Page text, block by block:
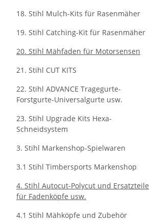
18. Stihl Mulch-Kits für Rasenmäher
19. Stihl Catching-Kit für Rasenmäher
20. Stihl Mähfaden für Motorsensen
21. Stihl CUT KITS
22. Stihl ADVANCE Tragegurte-
Forstgurte-Universalgurte usw.
23. Stihl Upgrade Kits Hexa-
Schneidsystem
3. Stihl Markenshop-Spielwaren
3.1 Stihl Timbersports Markenshop
4. Stihl Autocut-Polycut und Ersatzteile
für Fadenköpfe usw.
4.1 Stihl Mähköpfe und Zubehör